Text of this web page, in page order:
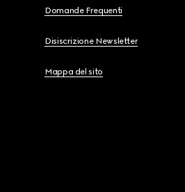
Domande Frequenti
Disiscrizione Newsletter
Mappa del sito